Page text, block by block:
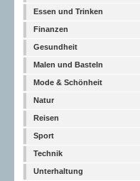
Essen und Trinken
Finanzen
Gesundheit
Malen und Basteln
Mode & Schönheit
Natur
Reisen
Sport
Technik
Unterhaltung